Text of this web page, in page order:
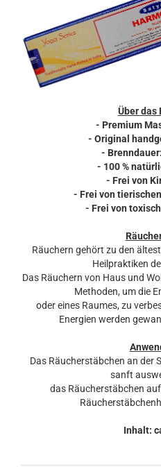
Über das
- Premium
- Original
-
- 100 %
- Frei von
- Frei von
- Frei von
Räuchern gehört zu den
Heilpraktiken
Das Räuchern von Haus und
Methoden, um die
oder eines Raumes, zu
Energien werden
Das Räucherstäbchen an der
sanft
das Räucherstäbchen
Inhalt: